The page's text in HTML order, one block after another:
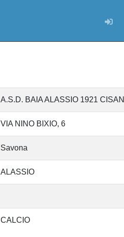
A.S.D. BAIA ALASSIO 1921
VIA NINO BIXIO, 6
Savona
ALASSIO
CALCIO